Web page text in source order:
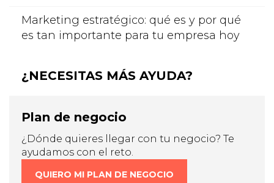
Marketing estratégico: qué es y por qué
es tan importante para tu empresa hoy
¿NECESITAS MÁS AYUDA?
Plan de negocio
¿Dónde quieres llegar con tu negocio? Te
ayudamos con el reto.
QUIERO MI PLAN DE NEGOCIO